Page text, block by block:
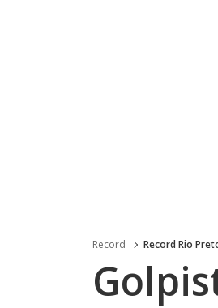
Record Record Rio